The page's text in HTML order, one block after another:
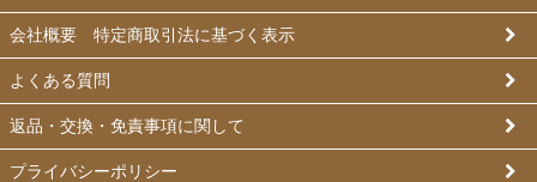
会社概要 特定商取引法に基づく表示
よくある質問
返品・交換・免責事項に関して
プライバシーポリシー